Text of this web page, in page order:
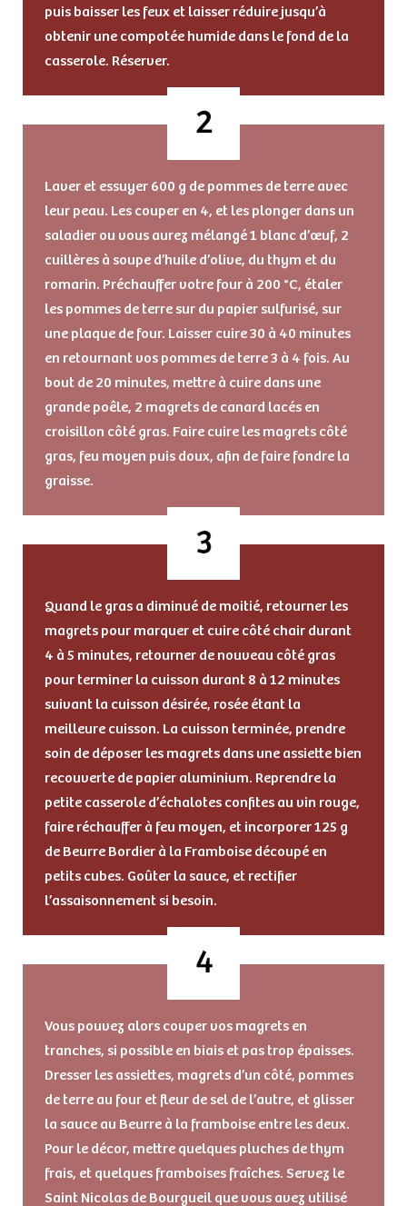
puis baisser les feux et laisser réduire jusqu’à
obtenir une compotée humide dans le fond de la
casserole. Réserver.
Laver et essuyer 600 g de pommes de terre avec
leur peau. Les couper en 4, et les plonger dans un
saladier ou vous aurez mélangé 1 blanc d’œuf, 2
cuillères à soupe d’huile d’olive, du thym et du
romarin. Préchauffer votre four à 200 °C, étaler
les pommes de terre sur du papier sulfurisé, sur
une plaque de four. Laisser cuire 30 à 40 minutes
en retournant vos pommes de terre 3 à 4 fois. Au
bout de 20 minutes, mettre à cuire dans une
grande poêle, 2 magrets de canard lacés en
croisillon côté gras. Faire cuire les magrets côté
gras, feu moyen puis doux, afin de faire fondre la
graisse.
Quand le gras a diminué de moitié, retourner les
magrets pour marquer et cuire côté chair durant
4 à 5 minutes, retourner de nouveau côté gras
pour terminer la cuisson durant 8 à 12 minutes
suivant la cuisson désirée, rosée étant la
meilleure cuisson. La cuisson terminée, prendre
soin de déposer les magrets dans une assiette bien
recouverte de papier aluminium. Reprendre la
petite casserole d’échalotes confites au vin rouge,
faire réchauffer à feu moyen, et incorporer 125 g
de Beurre Bordier à la Framboise découpé en
petits cubes. Goûter la sauce, et rectifier
l’assaisonnement si besoin.
Vous pouvez alors couper vos magrets en
tranches, si possible en biais et pas trop épaisses.
Dresser les assiettes, magrets d’un côté, pommes
de terre au four et fleur de sel de l’autre, et glisser
la sauce au Beurre à la framboise entre les deux.
Pour le décor, mettre quelques pluches de thym
frais, et quelques framboises fraîches. Servez le
Saint Nicolas de Bourgueil que vous avez utilisé